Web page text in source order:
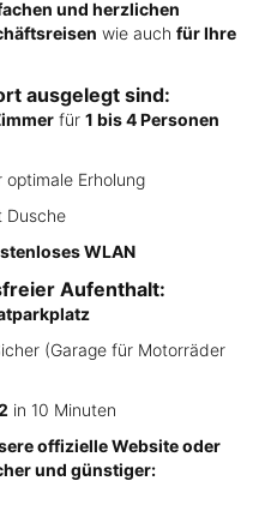
und herzlichen
wie auch für Ihre
ausgelegt sind:
für 1 bis 4 Personen
optimale Erholung
Dusche
WLAN
Aufenthalt:
(Garage für Motorräder
in 10 Minuten
offizielle Website oder
und günstiger: